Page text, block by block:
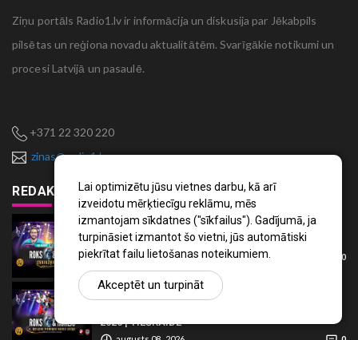
Lai optimizētu jūsu vietnes darbu, kā arī
izveidotu mērķtiecīgu reklāmu, mēs
izmantojam sīkdatnes ("sīkfailus"). Gadījumā, ja
turpināsiet izmantot šo vietni, jūs automātiski
piekrītat failu lietošanas noteikumiem.
Akceptēt un turpināt
Ziņu portāls Radio1.lv ir informācija un diskusija par Jēkabpils
pilsētas un reģiona novadu aktualitātēm. Svarīgākie notikumi un
procesi Latvijā un pasaulē.
+371 22 320 220
zinas@radio1.lv
REDAKTORA IZVĒLE
Noskaties
Roks & hokejs 2026 | Zvaigžņu spēle | TIEŠRAIDE
augusts 08 , 2026 0
Noskaties
2026 | TIEŠRAIDE